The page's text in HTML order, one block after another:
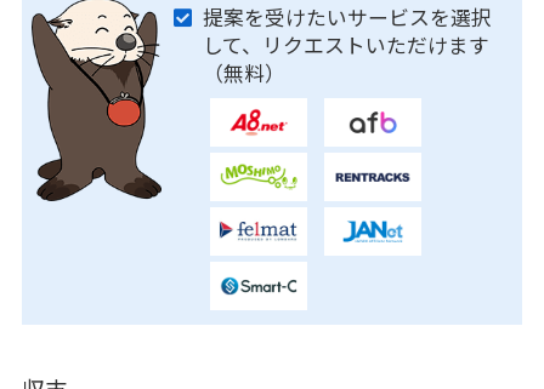
提案を受けたいサービスを選択
して、リクエストいただけます
（無料）